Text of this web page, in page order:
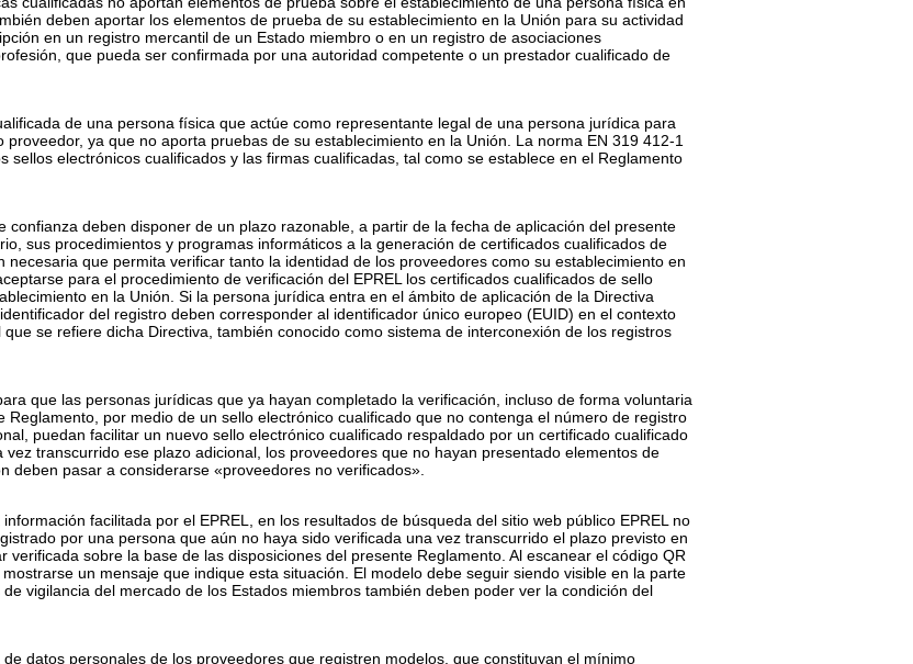
deben aportar los elementos de prueba de su establecimiento en la Unión para su actividad
en un registro mercantil de un Estado miembro o en un registro de asociaciones
que pueda ser confirmada por una autoridad competente o un prestador cualificado de
de una persona física que actúe como representante legal de una persona jurídica para
ya que no aporta pruebas de su establecimiento en la Unión. La norma EN 319 412-1
sellos electrónicos cualificados y las firmas cualificadas, tal como se establece en el Reglamento
confianza deben disponer de un plazo razonable, a partir de la fecha de aplicación del presente
sus procedimientos y programas informáticos a la generación de certificados cualificados de
necesaria que permita verificar tanto la identidad de los proveedores como su establecimiento en
para el procedimiento de verificación del EPREL los certificados cualificados de sello
en la Unión. Si la persona jurídica entra en el ámbito de aplicación de la Directiva
del registro deben corresponder al identificador único europeo (EUID) en el contexto
se refiere dicha Directiva, también conocido como sistema de interconexión de los registros
que las personas jurídicas que ya hayan completado la verificación, incluso de forma voluntaria
Reglamento, por medio de un sello electrónico cualificado que no contenga el número de registro
puedan facilitar un nuevo sello electrónico cualificado respaldado por un certificado cualificado
transcurrido ese plazo adicional, los proveedores que no hayan presentado elementos de
deben pasar a considerarse «proveedores no verificados».
facilitada por el EPREL, en los resultados de búsqueda del sitio web público EPREL no
por una persona que aún no haya sido verificada una vez transcurrido el plazo previsto en
verificada sobre la base de las disposiciones del presente Reglamento. Al escanear el código QR
un mensaje que indique esta situación. El modelo debe seguir siendo visible en la parte
vigilancia del mercado de los Estados miembros también deben poder ver la condición del
datos personales de los proveedores que registren modelos, que constituyan el mínimo